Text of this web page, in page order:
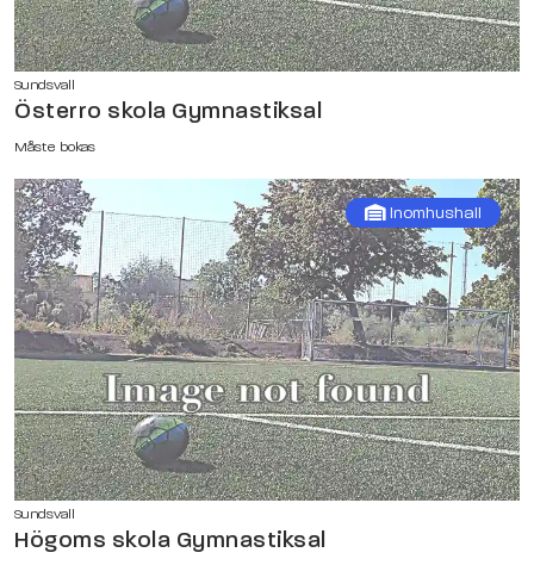
Sundsvall
Österro skola Gymnastiksal
Måste bokas
Inomhushall
Sundsvall
Högoms skola Gymnastiksal